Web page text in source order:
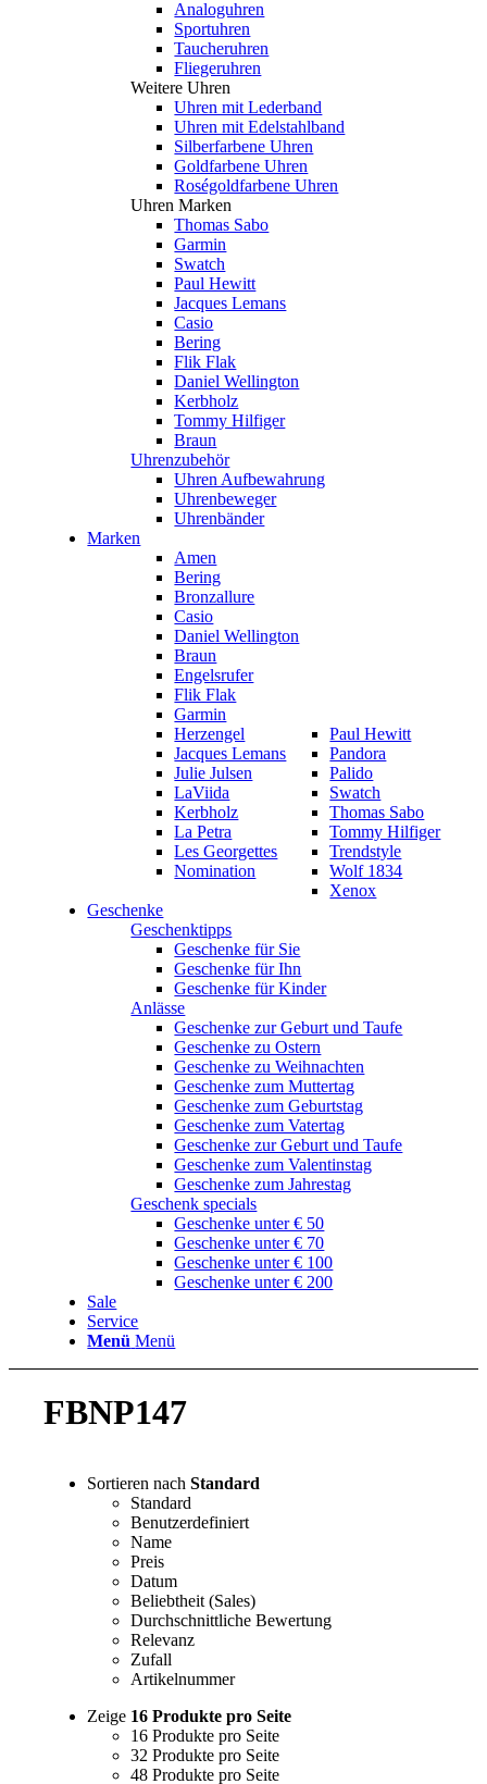
Analoguhren
Sportuhren
Taucheruhren
Fliegeruhren
Weitere Uhren
Uhren mit Lederband
Uhren mit Edelstahlband
Silberfarbene Uhren
Goldfarbene Uhren
Roségoldfarbene Uhren
Uhren Marken
Thomas Sabo
Garmin
Swatch
Paul Hewitt
Jacques Lemans
Casio
Bering
Flik Flak
Daniel Wellington
Kerbholz
Tommy Hilfiger
Braun
Uhrenzubehör
Uhren Aufbewahrung
Uhrenbeweger
Uhrenbänder
Marken
Amen
Bering
Bronzallure
Casio
Daniel Wellington
Braun
Engelsrufer
Flik Flak
Garmin
Herzengel
Jacques Lemans
Julie Julsen
LaViida
Kerbholz
La Petra
Les Georgettes
Nomination
Paul Hewitt
Pandora
Palido
Swatch
Thomas Sabo
Tommy Hilfiger
Trendstyle
Wolf 1834
Xenox
Geschenke
Geschenktipps
Geschenke für Sie
Geschenke für Ihn
Geschenke für Kinder
Anlässe
Geschenke zur Geburt und Taufe
Geschenke zu Ostern
Geschenke zu Weihnachten
Geschenke zum Muttertag
Geschenke zum Geburtstag
Geschenke zum Vatertag
Geschenke zur Geburt und Taufe
Geschenke zum Valentinstag
Geschenke zum Jahrestag
Geschenk specials
Geschenke unter € 50
Geschenke unter € 70
Geschenke unter € 100
Geschenke unter € 200
Sale
Service
Menü Menü
FBNP147
Sortieren nachStandard
Standard
Benutzerdefiniert
Name
Preis
Datum
Beliebtheit (Sales)
Durchschnittliche Bewertung
Relevanz
Zufall
Artikelnummer
Zeige 16 Produkte pro Seite
16 Produkte pro Seite
32 Produkte pro Seite
48 Produkte pro Seite